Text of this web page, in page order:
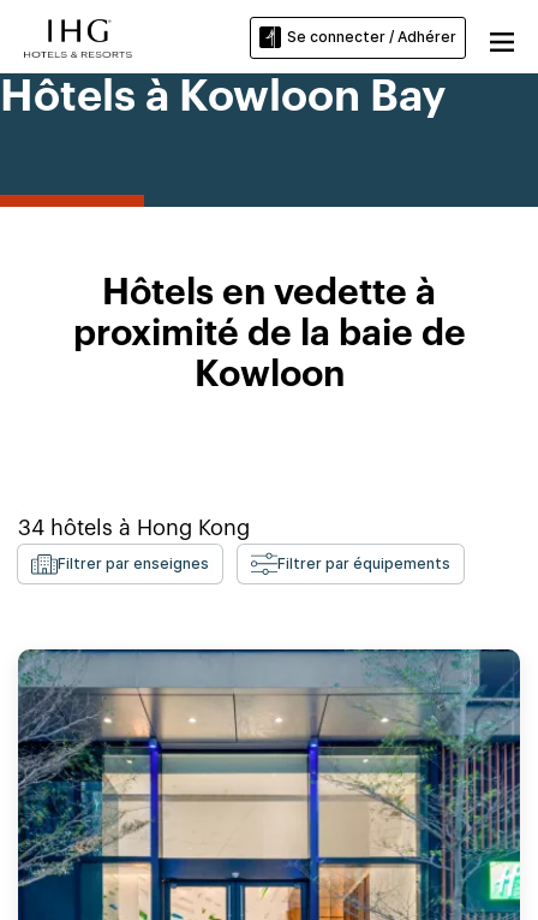
Se connecter / Adhérer
Hôtels à Kowloon Bay
Hôtels en vedette à
proximité de la baie de
Kowloon
34 hôtels à Hong Kong
Filtrer par enseignes Filtrer par équipements